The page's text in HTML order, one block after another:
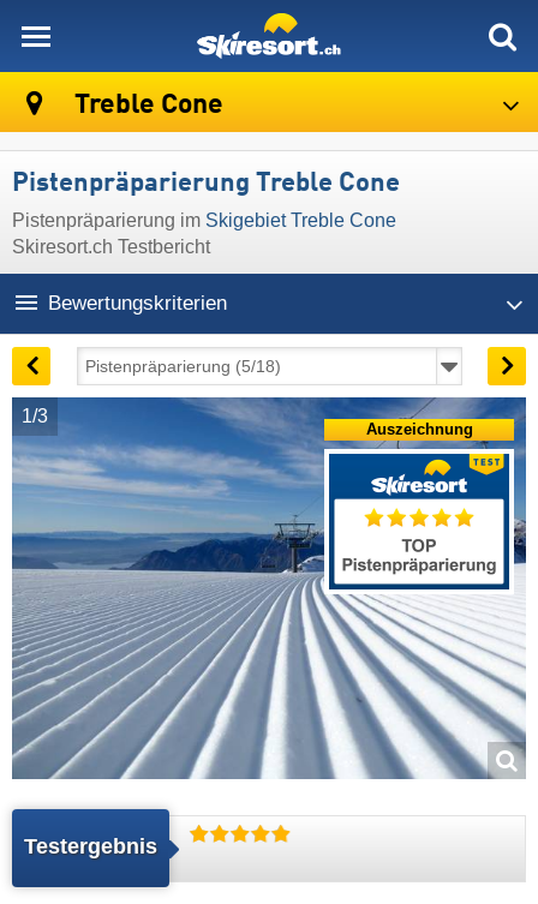
Treble Cone
Pistenpräparierung Treble Cone
Pistenpräparierung im Skigebiet Treble Cone
Skiresort.ch Testbericht
Bewertungskriterien
1/3
Testergebnis
Auszeichnung